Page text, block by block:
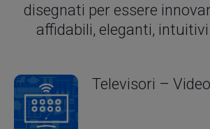
disegnati per essere
affidabili, eleganti,
Televisori – Video